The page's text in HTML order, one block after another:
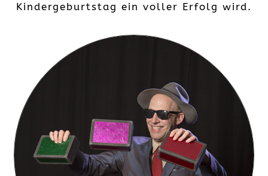
Kindergeburtstag ein voller Erfolg wird.